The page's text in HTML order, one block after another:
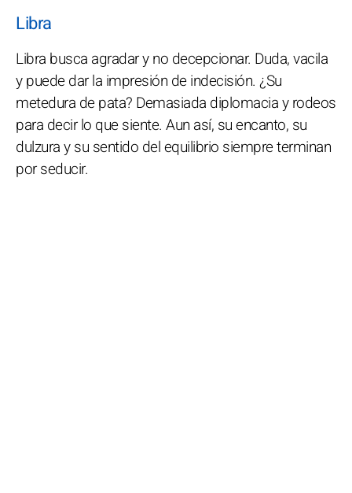
Libra
Libra busca agradar y no decepcionar. Duda, vacila
y puede dar la impresión de indecisión. ¿Su
metedura de pata? Demasiada diplomacia y rodeos
para decir lo que siente. Aun así, su encanto, su
dulzura y su sentido del equilibrio siempre terminan
por seducir.